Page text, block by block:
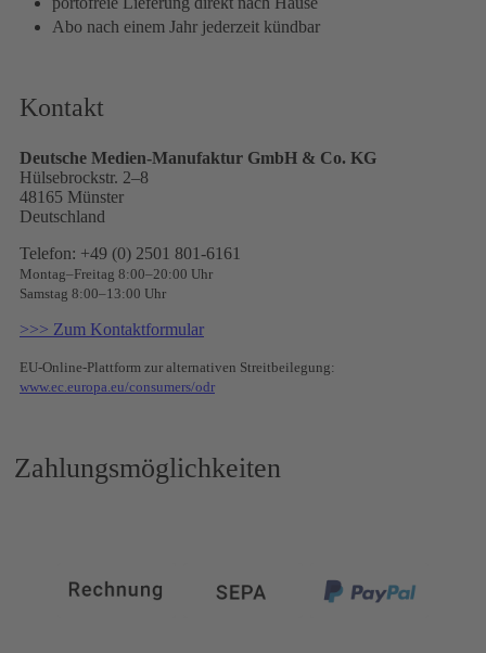
Abo nach einem Jahr jederzeit kündbar
Kontakt
Deutsche Medien-Manufaktur GmbH & Co. KG
Hülsebrockstr. 2–8
48165 Münster
Deutschland
Telefon: +49 (0) 2501 801-6161
Montag–Freitag 8:00–20:00 Uhr
Samstag 8:00–13:00 Uhr
>>> Zum Kontaktformular
EU-Online-Plattform zur alternativen Streitbeilegung:
www.ec.europa.eu/consumers/odr
Zahlungsmöglichkeiten